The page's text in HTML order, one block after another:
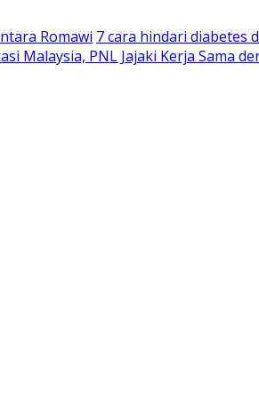
Romawi 7 cara hindari diabetes
Malaysia, PNL Jajaki Kerja Sama